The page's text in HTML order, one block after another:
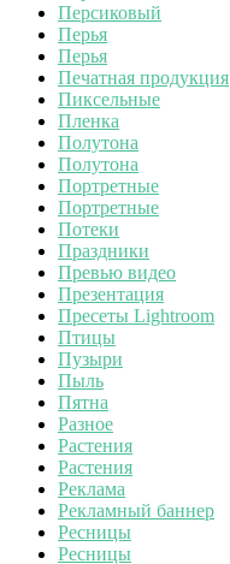
Персиковый
Перья
Перья
Печатная продукция
Пиксельные
Пленка
Полутона
Полутона
Портретные
Портретные
Потеки
Праздники
Превью видео
Презентация
Пресеты Lightroom
Птицы
Пузыри
Пыль
Пятна
Разное
Растения
Растения
Реклама
Рекламный баннер
Ресницы
Ресницы